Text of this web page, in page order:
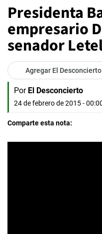
Presidenta
empresario
senador
Agregar El
Por El Desconcierto
24 de febrero de 2015 -
Comparte esta nota: